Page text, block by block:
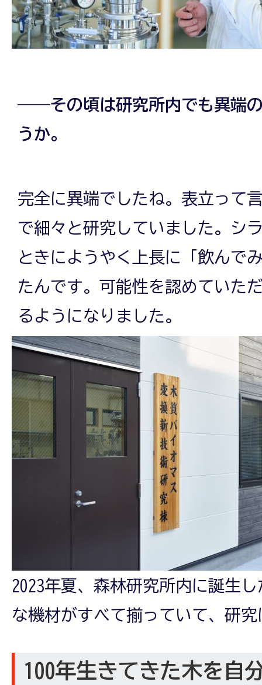
――その頃は研究所内でも異端
うか。
完全に異端でしたね。表立って
で細々と研究していました。シ
ときにようやく上長に「飲んで
たんです。可能性を認めていた
るようになりました。
2023年夏、森林研究所内に誕生
な機材がすべて揃っていて、研
100年生きてきた木を自